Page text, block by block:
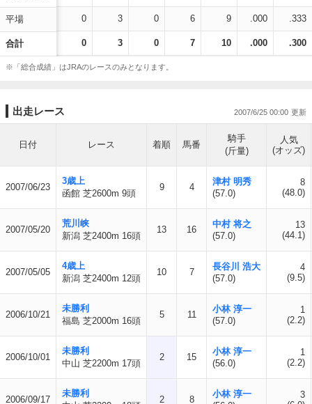
平場
合計
0 3 0 6 9 .000 .333
0 3 0 7 10 .000 .300
※「総合成績」はJRAのレースのみとなります。
出走レース 2007/6/25 00:00
日付 レース 着順 馬番
騎手
(斤量)
人気
(オッズ)
2007/06/23
3歳上
函館 芝2600m 9頭
9 4
津村 明秀
(57.0)
8
(48.0)
2007/05/20
荒川峡
新潟 芝2400m 16頭
13 16
中村 将之
(57.0)
13
(44.1)
2007/05/05
4歳上
新潟 芝2400m 12頭
10 7
長谷川 浩大
(57.0)
4
(9.5)
2006/10/21
未勝利
福島 芝2000m 16頭
5 11
小林 淳一
(57.0)
1
(2.2)
2006/10/01
未勝利
中山 芝2200m 17頭
2 15
小林 淳一
(56.0)
1
(2.2)
2006/09/17
未勝利
2 8
小林 淳一
3